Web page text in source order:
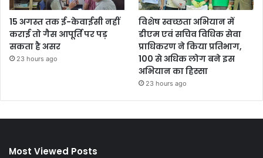
15 अगस्त तक ई-केवाईसी नहीं
कराई तो गैस आपूर्ति पर पड़
सकता है असर
23 hours ago
विशेष स्वच्छता अभियान में
डीएम एवं सचिव विधिक सेवा
प्राधिकरण ने किया प्रतिभाग,
100 से अधिक लोग बने इस
अभियान का हिस्सा
23 hours ago
Most Viewed Posts